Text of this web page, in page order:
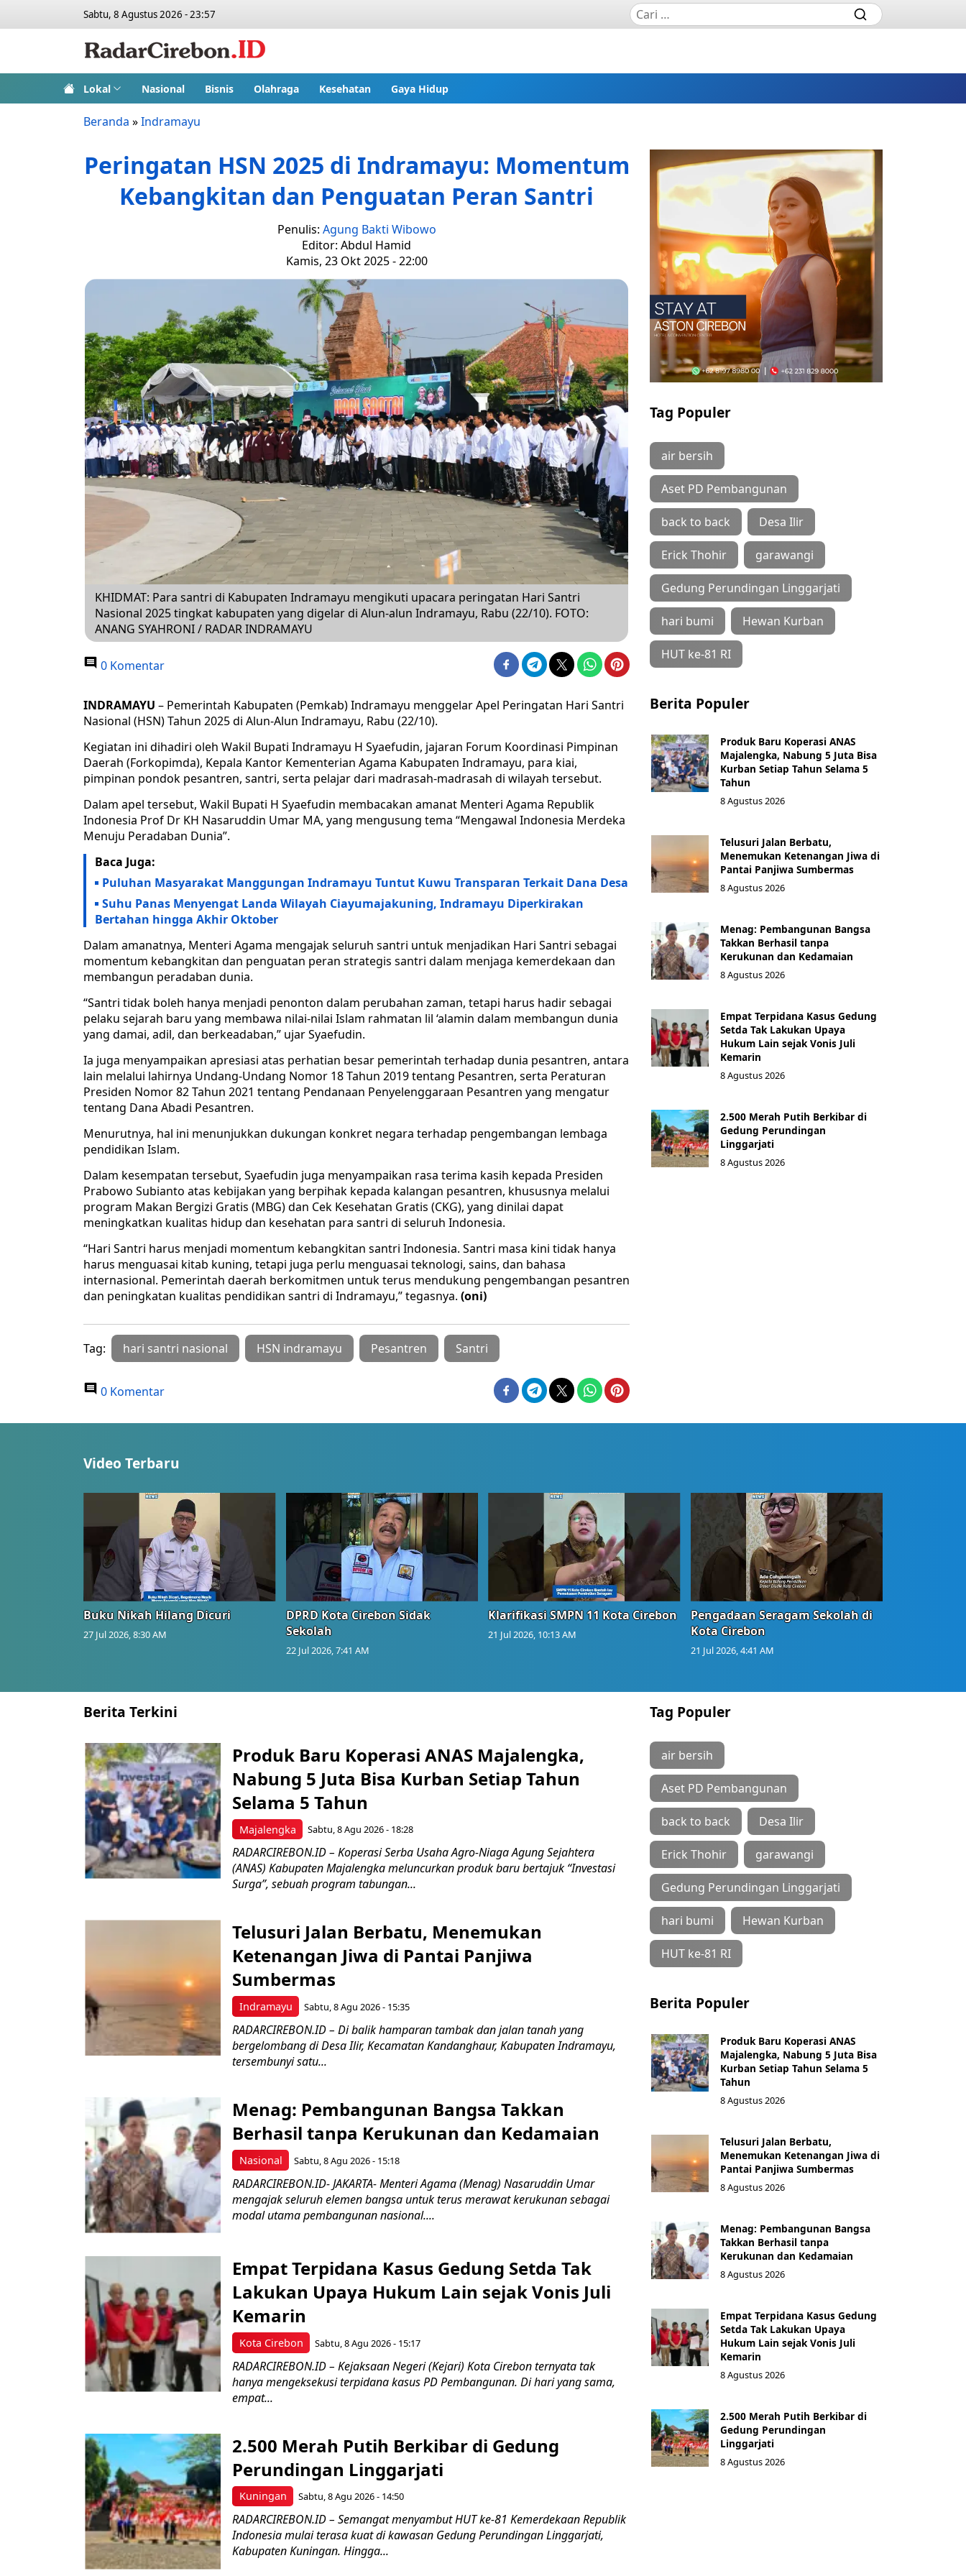
Sabtu, 8 Agustus 2026 - 23:57
Lokal Nasional Bisnis Olahraga Kesehatan Gaya Hidup
Beranda »Indramayu
Peringatan HSN 2025 di Indramayu: Momentum
Kebangkitan dan Penguatan Peran Santri
Penulis: Agung Bakti Wibowo
Editor: Abdul Hamid
Kamis, 23 Okt 2025 - 22:00
KHIDMAT: Para santri di Kabupaten Indramayu mengikuti upacara peringatan Hari Santri
Nasional 2025 tingkat kabupaten yang digelar di Alun-alun Indramayu, Rabu (22/10). FOTO:
ANANG SYAHRONI / RADAR INDRAMAYU
0 Komentar
INDRAMAYU – Pemerintah Kabupaten (Pemkab) Indramayu menggelar Apel Peringatan Hari Santri
Nasional (HSN) Tahun 2025 di Alun-Alun Indramayu, Rabu (22/10).
Kegiatan ini dihadiri oleh Wakil Bupati Indramayu H Syaefudin, jajaran Forum Koordinasi Pimpinan
Daerah (Forkopimda), Kepala Kantor Kementerian Agama Kabupaten Indramayu, para kiai,
pimpinan pondok pesantren, santri, serta pelajar dari madrasah-madrasah di wilayah tersebut.
Dalam apel tersebut, Wakil Bupati H Syaefudin membacakan amanat Menteri Agama Republik
Indonesia Prof Dr KH Nasaruddin Umar MA, yang mengusung tema “Mengawal Indonesia Merdeka
Menuju Peradaban Dunia”.
Baca Juga:
Puluhan Masyarakat Manggungan Indramayu Tuntut Kuwu Transparan Terkait Dana Desa
Suhu Panas Menyengat Landa Wilayah Ciayumajakuning, Indramayu Diperkirakan
Bertahan hingga Akhir Oktober
Dalam amanatnya, Menteri Agama mengajak seluruh santri untuk menjadikan Hari Santri sebagai
momentum kebangkitan dan penguatan peran strategis santri dalam menjaga kemerdekaan dan
membangun peradaban dunia.
“Santri tidak boleh hanya menjadi penonton dalam perubahan zaman, tetapi harus hadir sebagai
pelaku sejarah baru yang membawa nilai-nilai Islam rahmatan lil ‘alamin dalam membangun dunia
yang damai, adil, dan berkeadaban,” ujar Syaefudin.
Ia juga menyampaikan apresiasi atas perhatian besar pemerintah terhadap dunia pesantren, antara
lain melalui lahirnya Undang-Undang Nomor 18 Tahun 2019 tentang Pesantren, serta Peraturan
Presiden Nomor 82 Tahun 2021 tentang Pendanaan Penyelenggaraan Pesantren yang mengatur
tentang Dana Abadi Pesantren.
Menurutnya, hal ini menunjukkan dukungan konkret negara terhadap pengembangan lembaga
pendidikan Islam.
Dalam kesempatan tersebut, Syaefudin juga menyampaikan rasa terima kasih kepada Presiden
Prabowo Subianto atas kebijakan yang berpihak kepada kalangan pesantren, khususnya melalui
program Makan Bergizi Gratis (MBG) dan Cek Kesehatan Gratis (CKG), yang dinilai dapat
meningkatkan kualitas hidup dan kesehatan para santri di seluruh Indonesia.
“Hari Santri harus menjadi momentum kebangkitan santri Indonesia. Santri masa kini tidak hanya
harus menguasai kitab kuning, tetapi juga perlu menguasai teknologi, sains, dan bahasa
internasional. Pemerintah daerah berkomitmen untuk terus mendukung pengembangan pesantren
dan peningkatan kualitas pendidikan santri di Indramayu,” tegasnya. (oni)
Tag: hari santri nasional HSN indramayu Pesantren Santri
0 Komentar
Tag Populer
air bersih
Aset PD Pembangunan
back to back Desa Ilir
Erick Thohir garawangi
Gedung Perundingan Linggarjati
hari bumi Hewan Kurban
HUT ke-81 RI
Berita Populer
Produk Baru Koperasi ANAS
Majalengka, Nabung 5 Juta Bisa
Kurban Setiap Tahun Selama 5
Tahun
8 Agustus 2026
Telusuri Jalan Berbatu,
Menemukan Ketenangan Jiwa di
Pantai Panjiwa Sumbermas
8 Agustus 2026
Menag: Pembangunan Bangsa
Takkan Berhasil tanpa
Kerukunan dan Kedamaian
8 Agustus 2026
Empat Terpidana Kasus Gedung
Setda Tak Lakukan Upaya
Hukum Lain sejak Vonis Juli
Kemarin
8 Agustus 2026
2.500 Merah Putih Berkibar di
Gedung Perundingan
Linggarjati
8 Agustus 2026
Video Terbaru
Buku Nikah Hilang Dicuri
27 Jul 2026, 8:30 AM
DPRD Kota Cirebon Sidak
Sekolah
22 Jul 2026, 7:41 AM
Klarifikasi SMPN 11 Kota Cirebon
21 Jul 2026, 10:13 AM
Pengadaan Seragam Sekolah di
Kota Cirebon
21 Jul 2026, 4:41 AM
Berita Terkini
Majalengka
Produk Baru Koperasi ANAS Majalengka,
Nabung 5 Juta Bisa Kurban Setiap Tahun
Selama 5 Tahun
Sabtu, 8 Agu 2026 - 18:28
RADARCIREBON.ID – Koperasi Serba Usaha Agro-Niaga Agung Sejahtera
(ANAS) Kabupaten Majalengka meluncurkan produk baru bertajuk “Investasi
Surga”, sebuah program tabungan...
Indramayu
Telusuri Jalan Berbatu, Menemukan
Ketenangan Jiwa di Pantai Panjiwa
Sumbermas
Sabtu, 8 Agu 2026 - 15:35
RADARCIREBON.ID – Di balik hamparan tambak dan jalan tanah yang
bergelombang di Desa Ilir, Kecamatan Kandanghaur, Kabupaten Indramayu,
tersembunyi satu...
Nasional
Menag: Pembangunan Bangsa Takkan
Berhasil tanpa Kerukunan dan Kedamaian
Sabtu, 8 Agu 2026 - 15:18
RADARCIREBON.ID- JAKARTA- Menteri Agama (Menag) Nasaruddin Umar
mengajak seluruh elemen bangsa untuk terus merawat kerukunan sebagai
modal utama pembangunan nasional....
Kota Cirebon
Empat Terpidana Kasus Gedung Setda Tak
Lakukan Upaya Hukum Lain sejak Vonis Juli
Kemarin
Sabtu, 8 Agu 2026 - 15:17
RADARCIREBON.ID – Kejaksaan Negeri (Kejari) Kota Cirebon ternyata tak
hanya mengeksekusi terpidana kasus PD Pembangunan. Di hari yang sama,
empat...
Kuningan
2.500 Merah Putih Berkibar di Gedung
Perundingan Linggarjati
Sabtu, 8 Agu 2026 - 14:50
RADARCIREBON.ID – Semangat menyambut HUT ke-81 Kemerdekaan Republik
Indonesia mulai terasa kuat di kawasan Gedung Perundingan Linggarjati,
Kabupaten Kuningan. Hingga...
Tag Populer
air bersih
Aset PD Pembangunan
back to back Desa Ilir
Erick Thohir garawangi
Gedung Perundingan Linggarjati
hari bumi Hewan Kurban
HUT ke-81 RI
Berita Populer
Produk Baru Koperasi ANAS
Majalengka, Nabung 5 Juta Bisa
Kurban Setiap Tahun Selama 5
Tahun
8 Agustus 2026
Telusuri Jalan Berbatu,
Menemukan Ketenangan Jiwa di
Pantai Panjiwa Sumbermas
8 Agustus 2026
Menag: Pembangunan Bangsa
Takkan Berhasil tanpa
Kerukunan dan Kedamaian
8 Agustus 2026
Empat Terpidana Kasus Gedung
Setda Tak Lakukan Upaya
Hukum Lain sejak Vonis Juli
Kemarin
8 Agustus 2026
2.500 Merah Putih Berkibar di
Gedung Perundingan
Linggarjati
8 Agustus 2026